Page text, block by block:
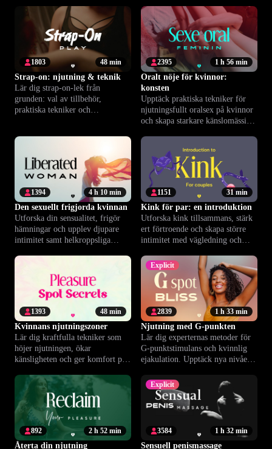
48 min
1803
Strap-on: njutning & teknik
Lär dig strap-on-lek från
grunden: val av tillbehör,
praktiska tekniker och
1 h 56 min
2395
Oralt nöje för kvinnor:
konsten
Upptäck praktiska tekniker för
njutningsfullt oralsex på kvinnor
och skapa starkare känslomässiga
4 h 10 min
1394
Den sexuellt frigjorda kvinnan
Utforska din sensualitet, frigör
hämningar och upplev djupare
intimitet samt helkroppsliga
31 min
1151
Kink för par: en introduktion
Utforska kink tillsammans, stärk
ert förtroende och skapa större
intimitet med vägledning och
48 min
1393
Kvinnans njutningszoner
Lär dig kraftfulla tekniker som
höjer njutningen, ökar
känsligheten och ger komfort på
Explicit
1 h 33 min
2839
Njutning med G-punkten
Lär dig experternas metoder för
G-punktstimulans och kvinnlig
ejakulation. Upptäck nya nivåer
2 h 52 min
892
Återta din njutning
Explicit
1 h 32 min
3584
Sensuell penismassage